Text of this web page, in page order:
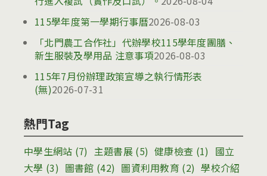
115學年度第一學期行事曆2026-08-03
「北門農工合作社」代辦學校115學年度團膳、
新生服裝及學用品 注意事項2026-08-03
115年7月份辦理政策宣導之執行情形表
(無)2026-07-31
熱門Tag
中學生網站 (7) 主題書展(5) 健康檢查 (1) 國立
大學 (3) 圖書館 (42) 圖資利用教育 (2) 學校介紹